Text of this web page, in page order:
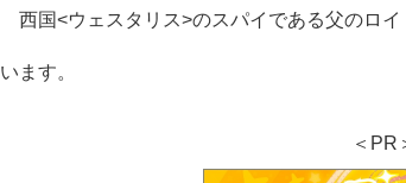
西国<ウェスタリス>のスパイである父のロ
います。
＜PR